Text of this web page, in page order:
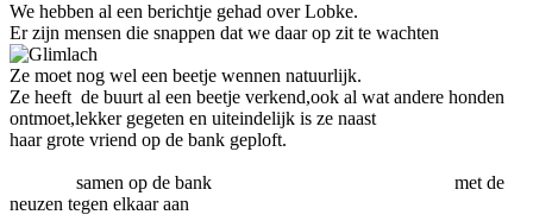
We hebben al een berichtje gehad over Lobke.
Er zijn mensen die snappen dat we daar op zit te wachten
Ze moet nog wel een beetje wennen natuurlijk.
Ze heeft de buurt al een beetje verkend,ook al wat andere honden
ontmoet,lekker gegeten en uiteindelijk is ze naast
haar grote vriend op de bank geploft.
samen op de bank met de
neuzen tegen elkaar aan